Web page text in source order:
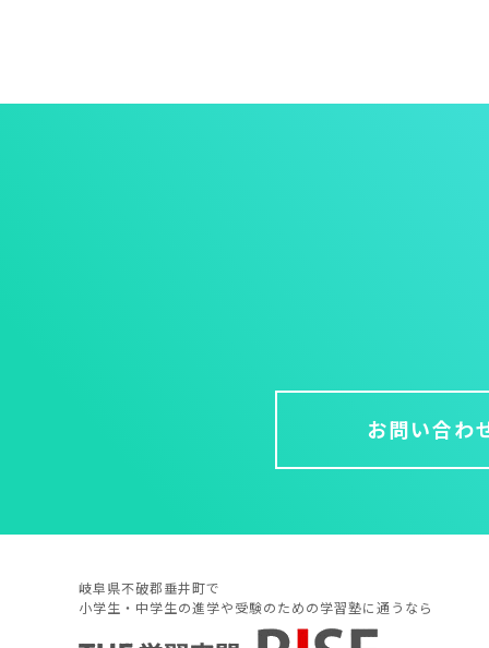
お問い合わ
岐阜県不破郡垂井町で
小学生・中学生の進学や受験のための学習塾に通うなら